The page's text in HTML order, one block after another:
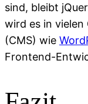
sind, bleibt
wird es in
(CMS) wie
Frontend-